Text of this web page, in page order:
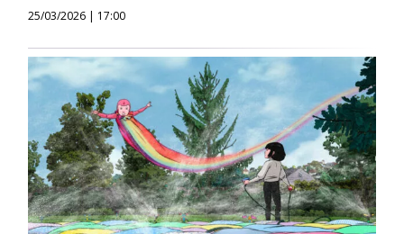
25/03/2026 | 17:00